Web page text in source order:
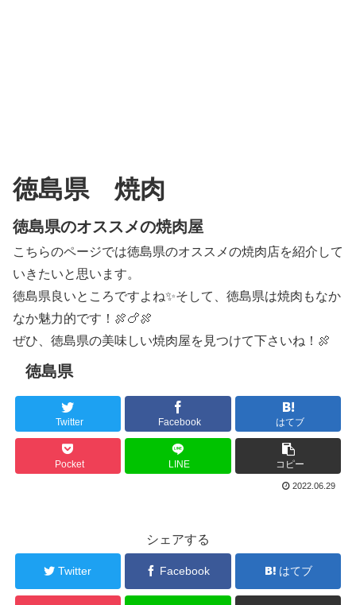
徳島県 焼肉
徳島県のオススメの焼肉屋
こちらのページでは徳島県のオススメの焼肉店を紹介して
いきたいと思います。
徳島県良いところですよね✨そして、徳島県は焼肉もなか
なか魅力的です！🍖🍗🍖
ぜひ、徳島県の美味しい焼肉屋を見つけて下さいね！🍖
徳島県
Twitter Facebook はてブ
Pocket LINE コピー
2022.06.29
シェアする
Twitter Facebook はてブ